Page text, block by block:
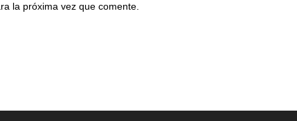
la próxima vez que comente.